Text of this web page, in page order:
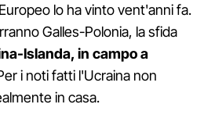
lo ha vinto vent'anni fa.
Galles-Polonia, la sfida
Islanda, in campo a
i noti fatti l'Ucraina non
in casa.